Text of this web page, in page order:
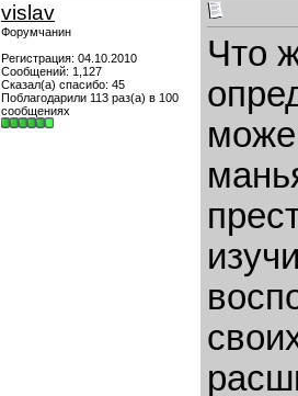
vislav
Форумчанин
Регистрация: 04.10.2010
Сообщений: 1,127
Сказал(а) спасибо: 45
Поблагодарили 113 раз(а) в 100
сообщениях
Что